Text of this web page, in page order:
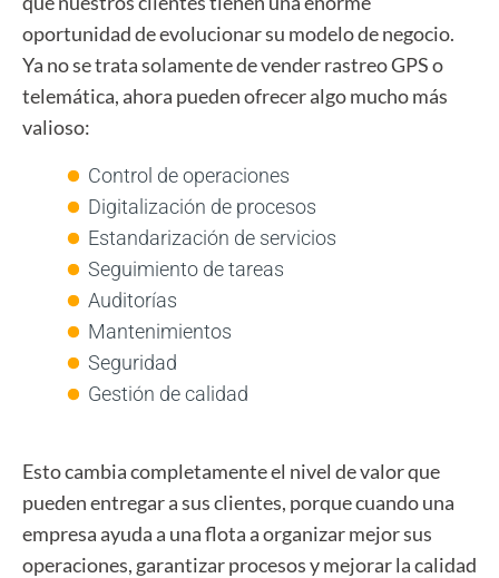
oportunidad de evolucionar su modelo de negocio.
Ya no se trata solamente de vender rastreo GPS o
telemática, ahora pueden ofrecer algo mucho más
valioso:
Control de operaciones
Digitalización de procesos
Estandarización de servicios
Seguimiento de tareas
Auditorías
Mantenimientos
Seguridad
Gestión de calidad
Esto cambia completamente el nivel de valor que
pueden entregar a sus clientes, porque cuando una
empresa ayuda a una flota a organizar mejor sus
operaciones, garantizar procesos y mejorar la calidad